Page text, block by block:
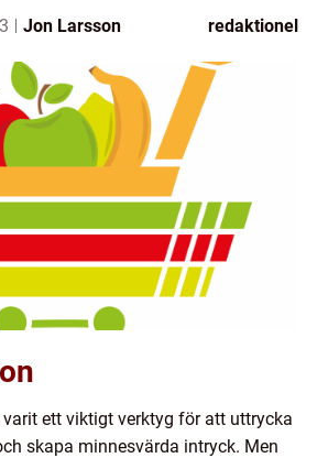
Jon Larsson redaktionel
ett viktigt verktyg för att uttrycka
skapa minnesvärda intryck. Men